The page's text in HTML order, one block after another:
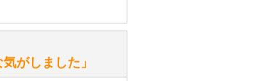
がしました」